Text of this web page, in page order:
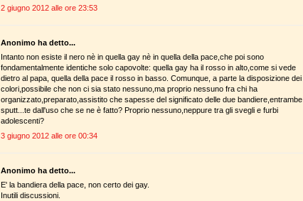
2 giugno 2012 alle ore 23:53
Anonimo ha detto...
Intanto non esiste il nero nè in quella gay nè in quella della pace,che poi sono
fondamentalmente identiche solo capovolte: quella gay ha il rosso in alto,come si vede
dietro al papa, quella della pace il rosso in basso. Comunque, a parte la disposizione dei
colori,possibile che non ci sia stato nessuno,ma proprio nessuno fra chi ha
organizzato,preparato,assistito che sapesse del significato delle due bandiere,entrambe
sputt...te dall'uso che se ne è fatto? Proprio nessuno,neppure tra gli svegli e furbi
adolescenti?
3 giugno 2012 alle ore 00:34
Anonimo ha detto...
E' la bandiera della pace, non certo dei gay.
Inutili discussioni.